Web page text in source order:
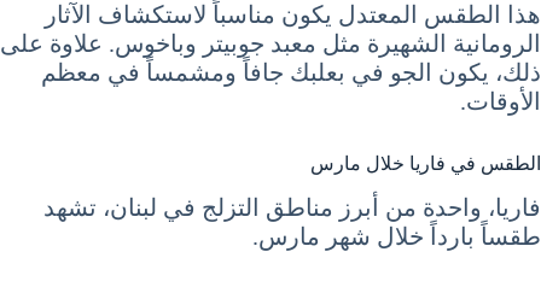
هذا الطقس المعتدل يكون مناسباً لاستكشاف الآثار
الرومانية الشهيرة مثل معبد جوبيتر وباخوس. علاوة على
ذلك، يكون الجو في بعلبك جافاً ومشمساً في معظم
الأوقات.
الطقس في فاريا خلال مارس
فاريا، واحدة من أبرز مناطق التزلج في لبنان، تشهد
طقساً بارداً خلال شهر مارس.